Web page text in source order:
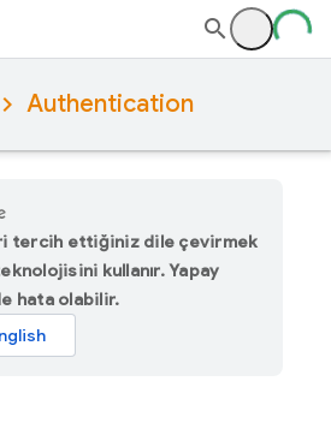
Authentication
tercih ettiğiniz dile çevirmek
kullanır. Yapay
hata olabilir.